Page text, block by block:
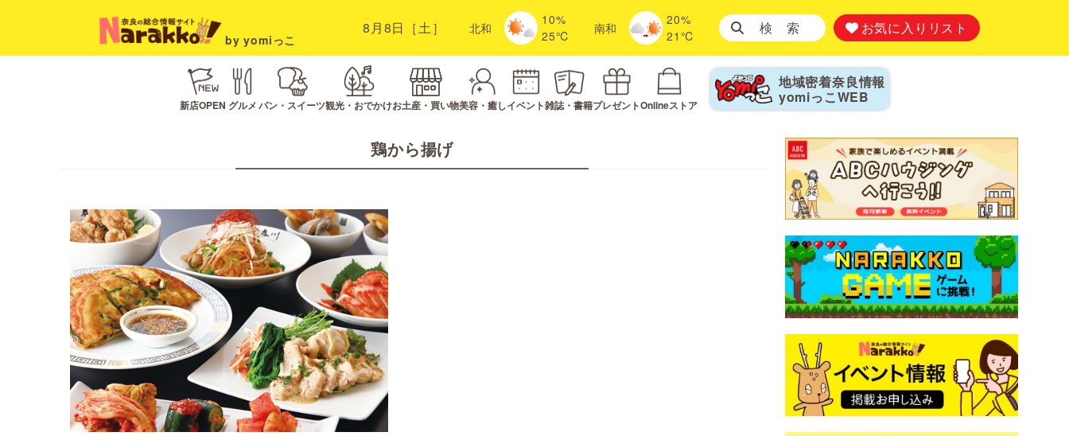
by yomiっこ
8月8日［土］ 北和
10%
25℃
南和
20%
21℃
検 索 お気に入りリスト
新店OPEN グルメ パン・スイーツ観光・おでかけお土産・買い物美容・癒しイベント雑誌・書籍プレゼントOnlineストア
地域密着奈良情報
yomiっこ WEB
鶏から揚げ